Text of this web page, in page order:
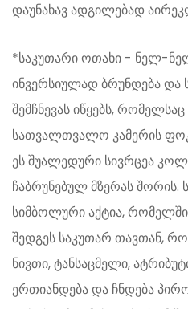
დაუნახავ ადგილებად
*საკუთარი ოთახი - ნელ-
ინვერსიულად ბრუნდება და
შემჩნევას იწყებს,
სათვალთვალო კამერის
ეს შუალედური სივრცეა
ჩაბრუნებულ მზერას შორის.
სიმბოლური აქტია,
შედგეს საკუთარ თავთან,
ნივთი, ტანსაცმელი,
ერთიანდება და ჩნდება